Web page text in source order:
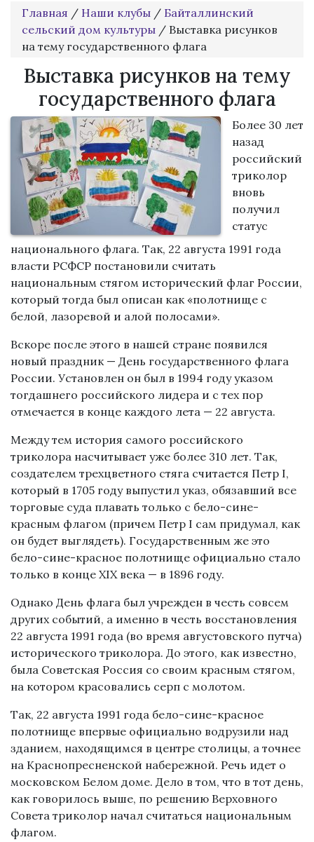
Главная / Наши клубы / Байталлинский
сельский дом культуры / Выставка рисунков
на тему государственного флага
Выставка рисунков на тему
государственного флага
Более 30 лет
назад
российский
триколор
вновь
получил
статус
национального флага. Так, 22 августа 1991 года
власти РСФСР постановили считать
национальным стягом исторический флаг России,
который тогда был описан как «полотнище с
белой, лазоревой и алой полосами».
Вскоре после этого в нашей стране появился
новый праздник — День государственного флага
России. Установлен он был в 1994 году указом
тогдашнего российского лидера и с тех пор
отмечается в конце каждого лета — 22 августа.
Между тем история самого российского
триколора насчитывает уже более 310 лет. Так,
создателем трехцветного стяга считается Петр I,
который в 1705 году выпустил указ, обязавший все
торговые суда плавать только с бело-сине-
красным флагом (причем Петр I сам придумал, как
он будет выглядеть). Государственным же это
бело-сине-красное полотнище официально стало
только в конце XIX века — в 1896 году.
Однако День флага был учрежден в честь совсем
других событий, а именно в честь восстановления
22 августа 1991 года (во время августовского путча)
исторического триколора. До этого, как известно,
была Советская Россия со своим красным стягом,
на котором красовались серп с молотом.
Так, 22 августа 1991 года бело-сине-красное
полотнище впервые официально водрузили над
зданием, находящимся в центре столицы, а точнее
на Краснопресненской набережной. Речь идет о
московском Белом доме. Дело в том, что в тот день,
как говорилось выше, по решению Верховного
Совета триколор начал считаться национальным
флагом.